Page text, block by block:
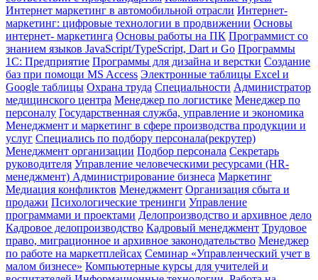
Интернет маркетинг в автомобильной отрасли Интернет-
маркетинг: цифровые технологии в продвижении Основы
интернет- маркетинга Основы работы на ПК Программист со
знанием языков JavaScript/TypeScript, Dart и Go Программы
1С: Предприятие Программы для дизайна и верстки Создание
баз при помощи MS Access Электронные таблицы Excel и
Google таблицы Охрана труда Специальности Администратор
медицинского центра Менеджер по логистике Менеджер по
персоналу Государственная служба, управление и экономика
Менеджмент и маркетинг в сфере производства продукции и
услуг Специались по подбору персонала(рекрутер)
Менеджмент организации Подбор персонала Секретарь
руководителя Управление человеческими ресурсами (HR-
менеджмент) Администрирование бизнеса Маркетинг
Медиация конфликтов Менеджмент Организация сбыта и
продажи Психологические тренинги Управление
программами и проектами Делопроизводство и архивное дело
Кадровое делопроизводство Кадровый менеджмент Трудовое
право, миграционное и архивное законодательство Менеджер
по работе на маркетплейсах Семинар «Управленческий учет в
малом бизнесе» Компьютерные курсы для учителей и